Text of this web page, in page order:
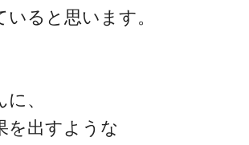
ると思います。
、
を出すような